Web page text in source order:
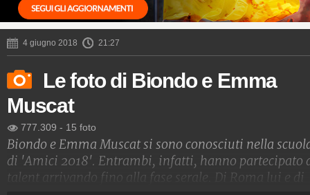
4 giugno 2018 21:27
Le foto di Biondo e Emma
Muscat
777.309 - 15 foto
Biondo e Emma Muscat si sono conosciuti nella
di 'Amici 2018'. Entrambi, infatti, hanno partecipato
talent arrivando fino alla fase serale. Di Roma lui e di